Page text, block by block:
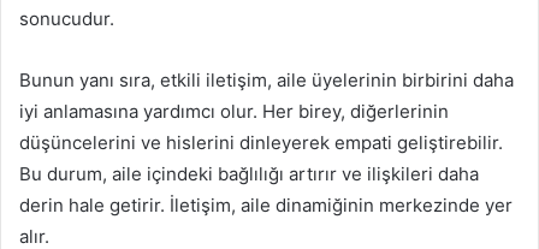
sonucudur.
Bunun yanı sıra, etkili iletişim, aile üyelerinin birbirini daha
iyi anlamasına yardımcı olur. Her birey, diğerlerinin
düşüncelerini ve hislerini dinleyerek empati geliştirebilir.
Bu durum, aile içindeki bağlılığı artırır ve ilişkileri daha
derin hale getirir. İletişim, aile dinamiğinin merkezinde yer
alır.